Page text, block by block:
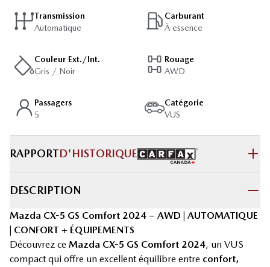
Transmission
Automatique
Carburant
À essence
Couleur Ext./Int.
Gris / Noir
Rouage
AWD
Passagers
5
Catégorie
VUS
RAPPORTD'HISTORIQUE
DESCRIPTION
Mazda CX-5 GS Comfort 2024 – AWD | AUTOMATIQUE
| CONFORT + ÉQUIPEMENTS
Découvrez ce Mazda CX-5 GS Comfort 2024, un VUS
compact qui offre un excellent équilibre entre confort,